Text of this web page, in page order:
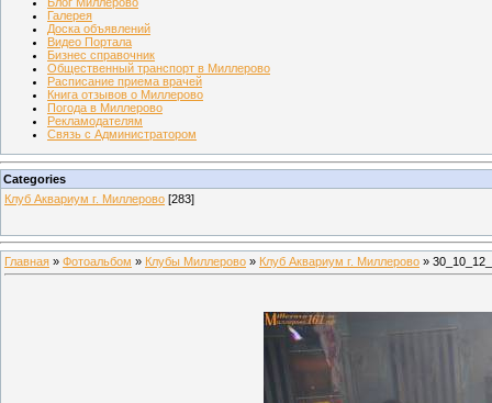
Галерея
Доска объявлений
Видео Портала
Бизнес справочник
Общественный транспорт в Миллерово
Расписание приема врачей
Книга отзывов о Миллерово
Погода в Миллерово
Рекламодателям
Связь с Администратором
Categories
Клуб Аквариум г. Миллерово [283]
Главная » Фотоальбом » Клубы Миллерово » Клуб Аквариум г. Миллерово »